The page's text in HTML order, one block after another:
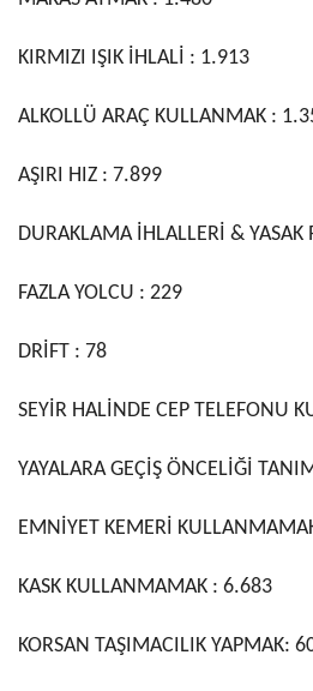
KIRMIZI IŞIK İHLALİ : 1.913
ALKOLLÜ ARAÇ KULLANMAK :
AŞIRI HIZ : 7.899
DURAKLAMA İHLALLERİ & YASAK
FAZLA YOLCU : 229
DRİFT : 78
SEYİR HALİNDE CEP TELEFONU
YAYALARA GEÇİŞ ÖNCELİĞİ
EMNİYET KEMERİ
KASK KULLANMAMAK : 6.683
KORSAN TAŞIMACILIK YAPMAK: